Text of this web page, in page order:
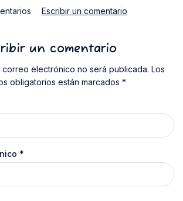
Escribir un comentario
un comentario
electrónico no será publicada. Los
obligatorios están marcados *
*